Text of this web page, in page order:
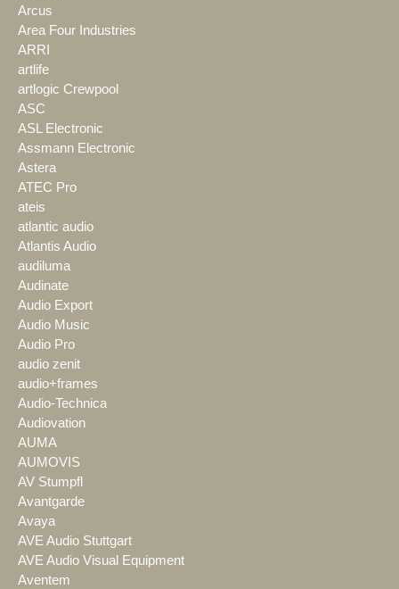
Arcus
Area Four Industries
ARRI
artlife
artlogic Crewpool
ASC
ASL Electronic
Assmann Electronic
Astera
ATEC Pro
ateis
atlantic audio
Atlantis Audio
audiluma
Audinate
Audio Export
Audio Music
Audio Pro
audio zenit
audio+frames
Audio-Technica
Audiovation
AUMA
AUMOVIS
AV Stumpfl
Avantgarde
Avaya
AVE Audio Stuttgart
AVE Audio Visual Equipment
Aventem